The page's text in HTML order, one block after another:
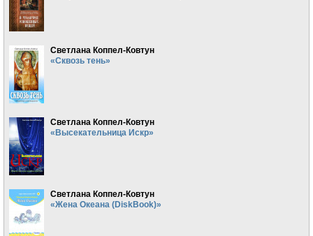
Светлана Коппел-Ковтун
«Сквозь тень»
Светлана Коппел-Ковтун
«Высекательница Искр»
Светлана Коппел-Ковтун
«Жена Океана (DiskBook)»